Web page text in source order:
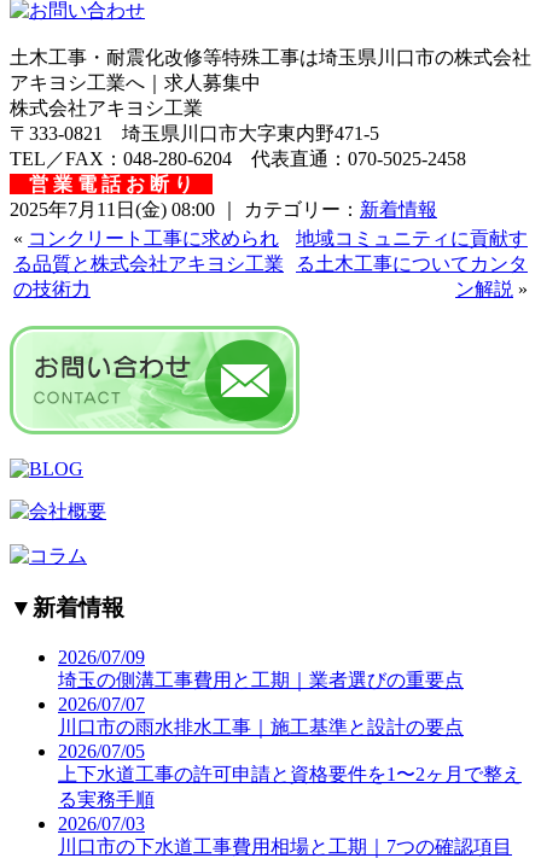
土木工事・耐震化改修等特殊工事は埼玉県川口市の株式会社
アキヨシ工業へ｜求人募集中
株式会社アキヨシ工業
〒333-0821 埼玉県川口市大字東内野471-5
TEL／FAX：048-280-6204 代表直通：070-5025-2458
営 業 電 話 お 断 り
2025年7月11日(金) 08:00 ｜ カテゴリー： 新着情報
« コンクリート工事に求められ
る品質と株式会社アキヨシ工業
の技術力
地域コミュニティに貢献す
る土木工事についてカンタ
ン解説 »
▼ 新着情報
2026/07/09
埼玉の側溝工事費用と工期｜業者選びの重要点
2026/07/07
川口市の雨水排水工事｜施工基準と設計の要点
2026/07/05
上下水道工事の許可申請と資格要件を1〜2ヶ月で整え
る実務手順
2026/07/03
川口市の下水道工事費用相場と工期｜7つの確認項目